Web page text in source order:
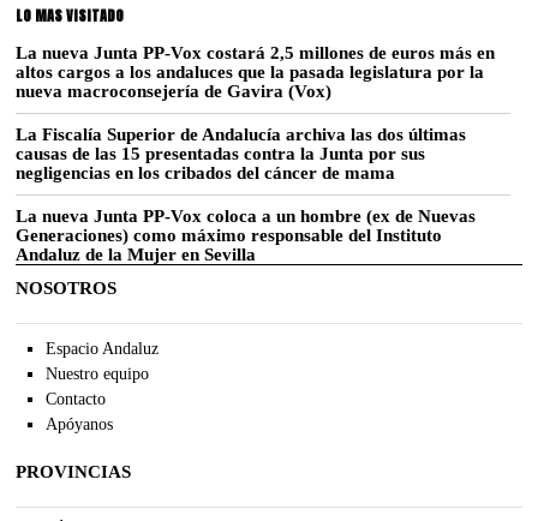
LO MAS VISITADO
La nueva Junta PP-Vox costará 2,5 millones de euros más en
altos cargos a los andaluces que la pasada legislatura por la
nueva macroconsejería de Gavira (Vox)
La Fiscalía Superior de Andalucía archiva las dos últimas
causas de las 15 presentadas contra la Junta por sus
negligencias en los cribados del cáncer de mama
La nueva Junta PP-Vox coloca a un hombre (ex de Nuevas
Generaciones) como máximo responsable del Instituto
Andaluz de la Mujer en Sevilla
NOSOTROS
Espacio Andaluz
Nuestro equipo
Contacto
Apóyanos
PROVINCIAS